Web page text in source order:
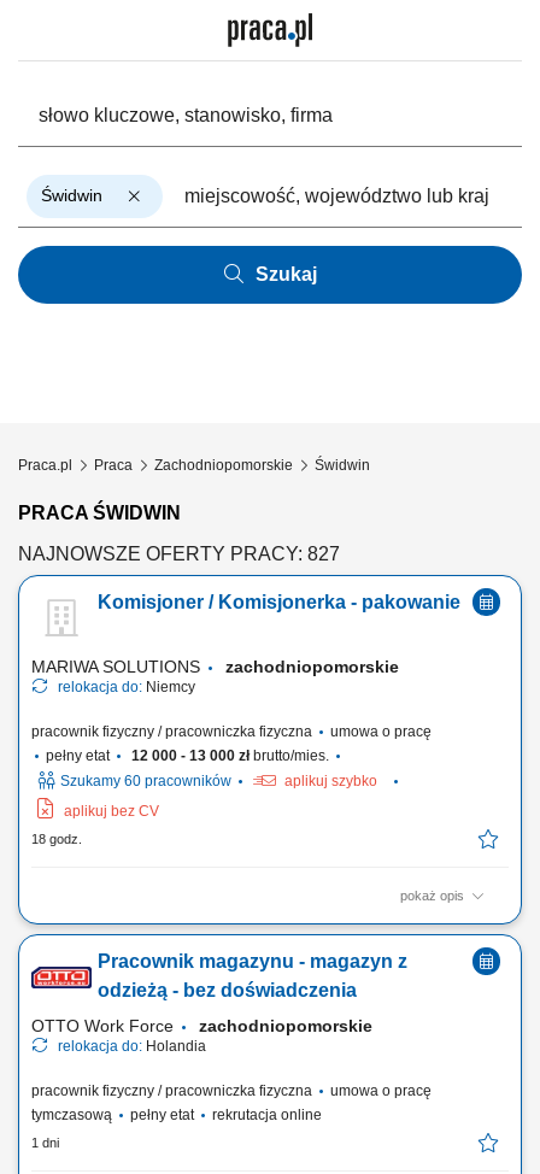
Świdwin
Szukaj
Praca.pl Praca Zachodniopomorskie Świdwin
PRACA ŚWIDWIN
NAJNOWSZE OFERTY PRACY: 827
Komisjoner / Komisjonerka - pakowanie
MARIWA SOLUTIONS zachodniopomorskie
relokacja do: Niemcy
pracownik fizyczny / pracowniczka fizyczna
umowa o pracę
pełny etat
12 000 - 13 000 złbrutto/mies.
Szukamy 60 pracowników
aplikuj szybko
aplikuj bez CV
18 godz.
pokaż opis
Opis stanowiska Precyzyjne komisjonowanie: zbieranie artykułów
Mistrzostwo w pakowaniu: staranne pakowanie i przygotowywanie
towaru, tak aby bezpiecznie dotarł do celu. Obsługa systemu: intuicyjna
Pracownik magazynu - magazyn z
odzieżą - bez doświadczenia
OTTO Work Force zachodniopomorskie
relokacja do: Holandia
pracownik fizyczny / pracowniczka fizyczna
umowa o pracę
tymczasową
pełny etat rekrutacja online
1 dni